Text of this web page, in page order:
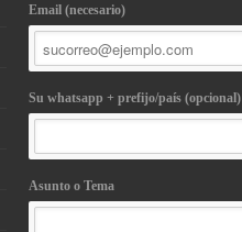
Email (necesario)
Su whatsapp + prefijo/país (opcional)
Asunto o Tema